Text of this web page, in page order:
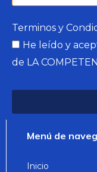
Terminos y
He leído y
de LA
Menú de
Inicio